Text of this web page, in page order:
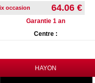
occasion 64.06 €
Garantie 1 an
Centre :
HAYON